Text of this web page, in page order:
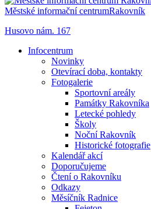
Městské informační centrumRakovník
Husovo nám. 167
Infocentrum
Novinky
Otevírací doba, kontakty
Fotogalerie
Sportovní areály
Památky Rakovníka
Letecké pohledy
Školy
Noční Rakovník
Historické fotografie
Kalendář akcí
Doporučujeme
Čtení o Rakovníku
Odkazy
Měsíčník Radnice